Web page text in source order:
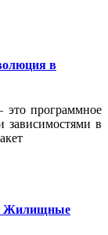
в
это программное
зависимостями в
Жилищные